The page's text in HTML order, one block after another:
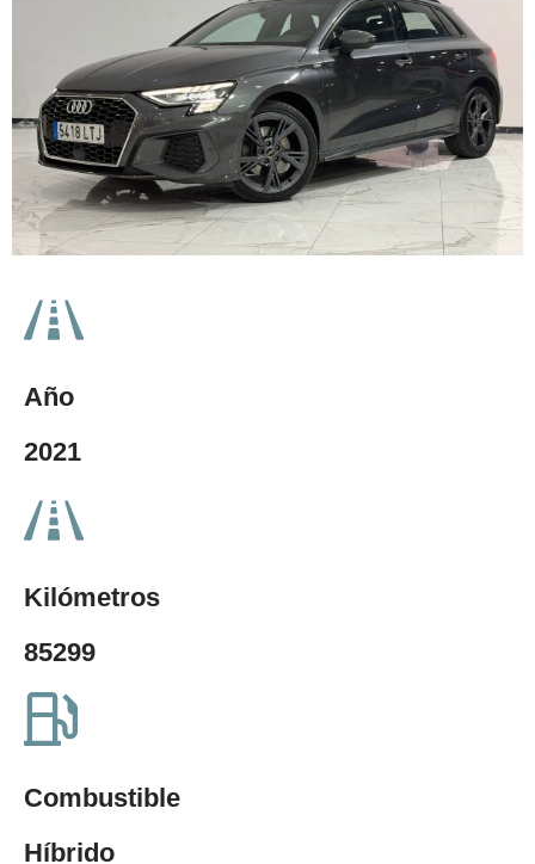
Año
2021
Kilómetros
85299
Combustible
Híbrido